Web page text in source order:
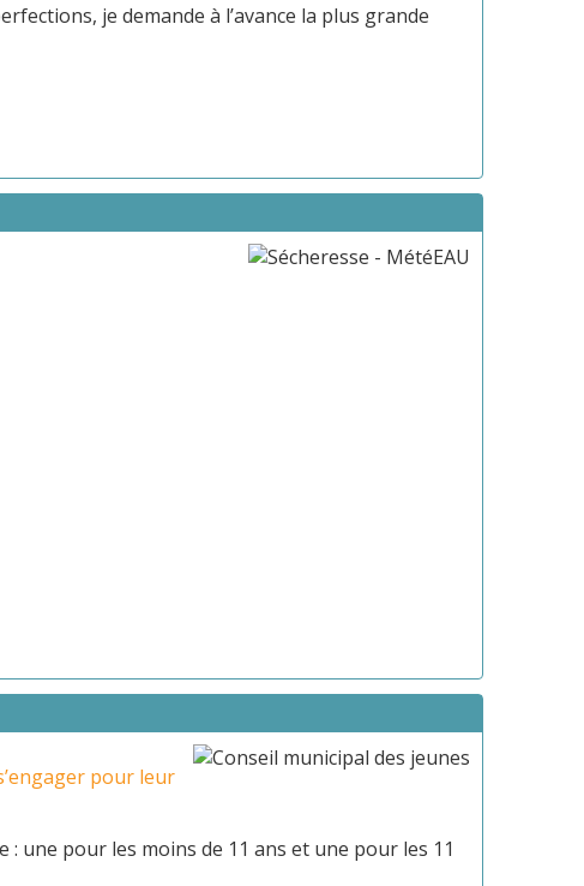
je demande à l’avance la plus grande
pour leur
une pour les moins de 11 ans et une pour les 11